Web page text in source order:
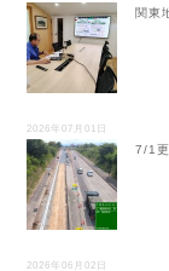
関東
2026年07月01日
7/1
2026年06月02日